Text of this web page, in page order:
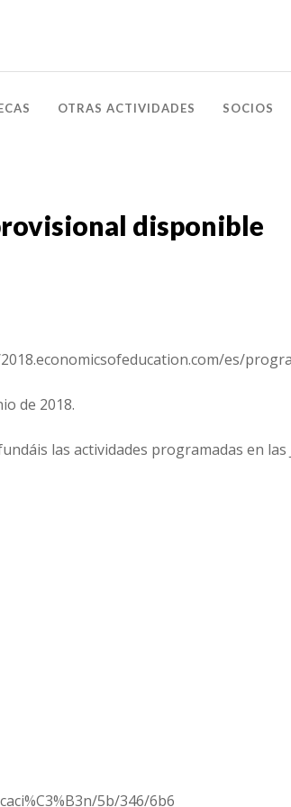
OTRAS ACTIVIDADES SOCIOS
disponible
es/
de 2018.
las actividades programadas en las
5b/346/6b6